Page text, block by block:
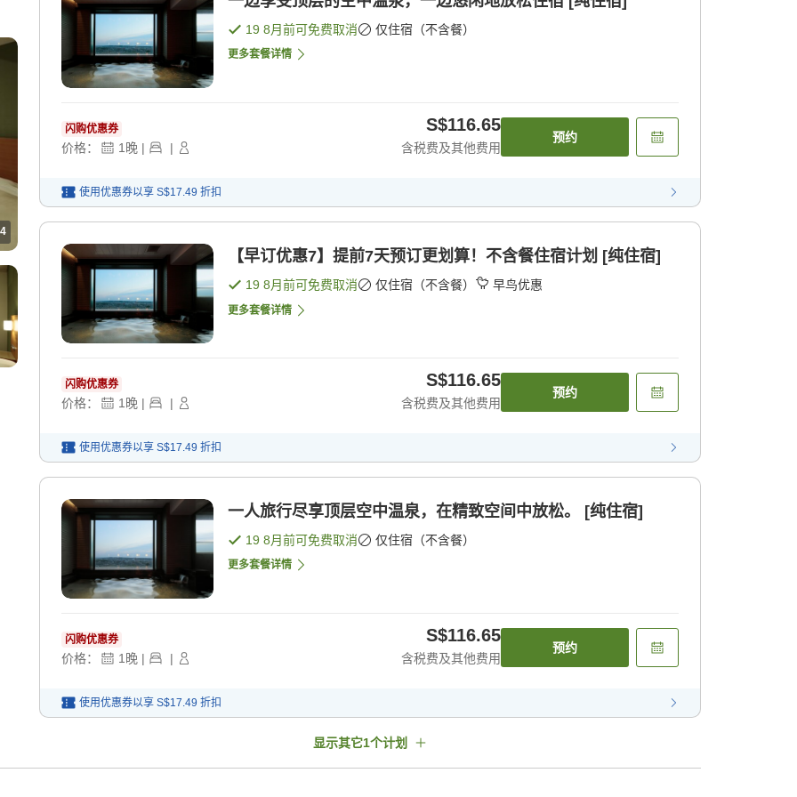
4
19 8月前可免费取消 仅住宿（不含餐）
更多套餐详情
闪购优惠券
价格： 1 晚 | |
S$116.65
含税费及其他费用
预约
使用优惠券以享 S$17.49 折扣
【早订优惠7】提前7天预订更划算！不含餐住宿计划 [纯住宿]
19 8月前可免费取消 仅住宿（不含餐） 早鸟优惠
更多套餐详情
闪购优惠券
价格： 1 晚 | |
S$116.65
含税费及其他费用
预约
使用优惠券以享 S$17.49 折扣
一人旅行尽享顶层空中温泉，在精致空间中放松。 [纯住宿]
19 8月前可免费取消 仅住宿（不含餐）
更多套餐详情
闪购优惠券
价格： 1 晚 | |
S$116.65
含税费及其他费用
预约
使用优惠券以享 S$17.49 折扣
显示其它1个计划